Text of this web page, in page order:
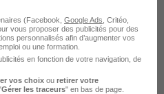
du domaine Hospitalier
(Facebook, Google Ads , Critéo,
vous proposer des publicités pour des
personnalisés afin d’augmenter vos
ou une formation.
en fonction de votre navigation, de
vos choix ou retirer votre
Gérer les traceurs" en bas de page.